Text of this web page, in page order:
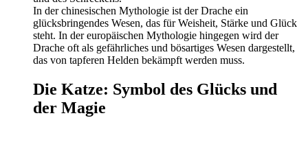
In der chinesischen Mythologie ist der Drache ein
glücksbringendes Wesen, das für Weisheit, Stärke und Glück
steht. In der europäischen Mythologie hingegen wird der
Drache oft als gefährliches und bösartiges Wesen dargestellt,
das von tapferen Helden bekämpft werden muss.
Die Katze: Symbol des Glücks und
der Magie